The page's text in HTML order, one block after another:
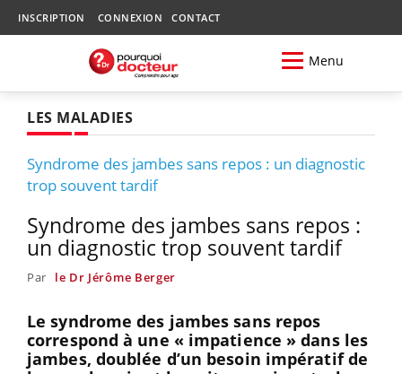
INSCRIPTION CONNEXION CONTACT
Menu
LES MALADIES
Syndrome des jambes sans repos : un diagnostic
trop souvent tardif
Syndrome des jambes sans repos :
un diagnostic trop souvent tardif
Par le Dr Jérôme Berger
Le syndrome des jambes sans repos
correspond à une « impatience » dans les
jambes, doublée d’un besoin impératif de